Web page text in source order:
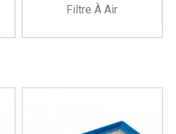
Filtre À Air